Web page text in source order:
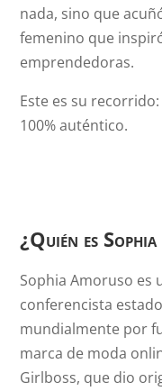
nada, sino que
femenino que
emprendedoras.
Este es su
100% auténtico.
¿Quién es
Sophia Amoruso es
conferencista
mundialmente por
marca de moda
Girlboss, que dio